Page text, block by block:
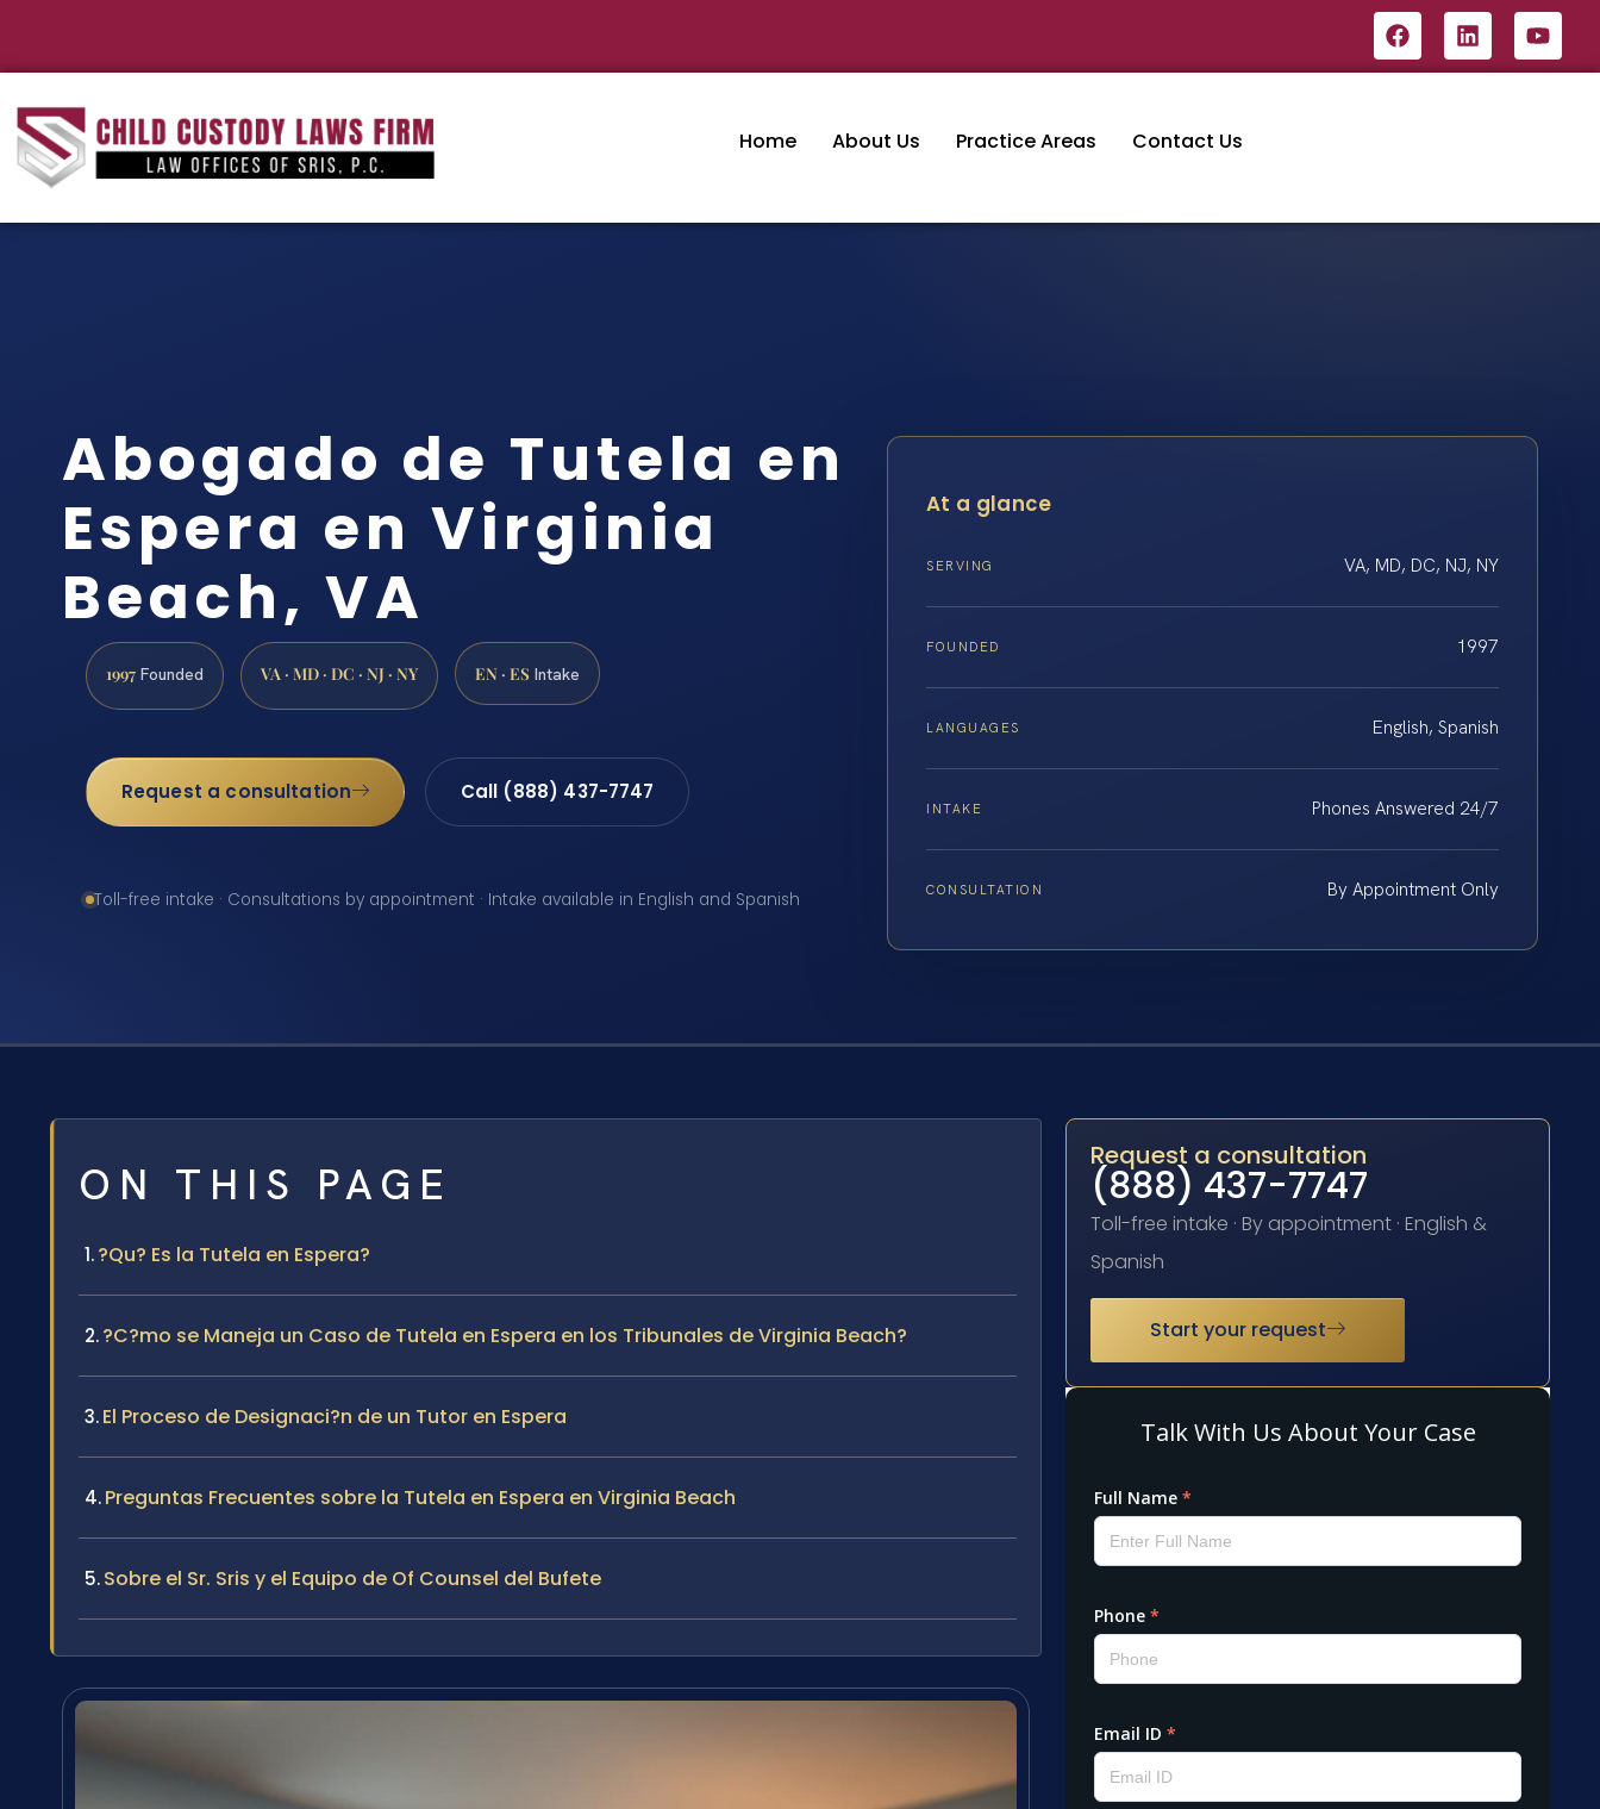
Home About Us Practice Areas Contact Us
Abogado de Tutela en
Espera en Virginia
Beach, VA
1997 Founded VA · MD · DC · NJ · NY EN · ES Intake
Request a consultation Call (888) 437-7747
Toll-free intake · Consultations by appointment · Intake available in English and Spanish
At a glance
SERVING VA, MD, DC, NJ, NY
FOUNDED 1997
LANGUAGES English, Spanish
INTAKE Phones Answered 24/7
CONSULTATION By Appointment Only
ON THIS PAGE
?Qu? Es la Tutela en Espera?
?C?mo se Maneja un Caso de Tutela en Espera en los Tribunales de Virginia Beach?
El Proceso de Designaci?n de un Tutor en Espera
Preguntas Frecuentes sobre la Tutela en Espera en Virginia Beach
Sobre el Sr. Sris y el Equipo de Of Counsel del Bufete
Request a consultation
(888) 437-7747
Toll-free intake · By appointment · English &
Spanish
Start your request